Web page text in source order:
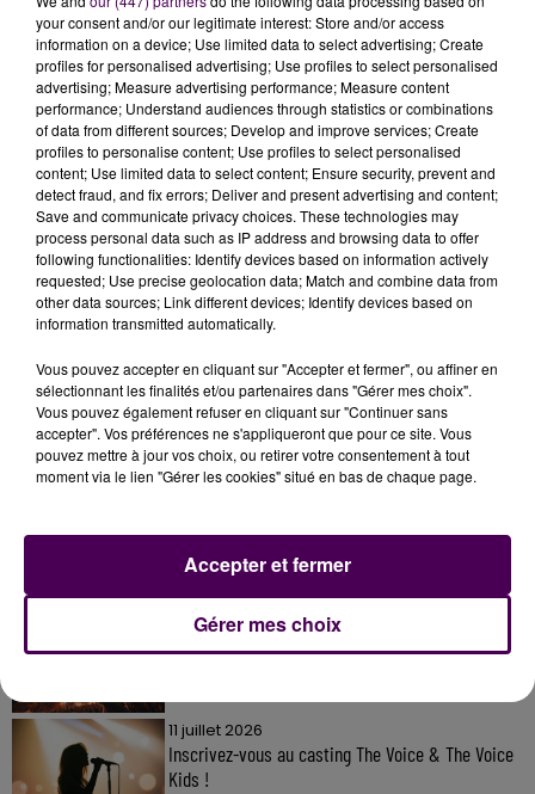
d’effectuer les réparations et réalimenter au plus vite
la clientèle.
Enedis rappelle quelques précautions à observer :
jamais toucher aux lignes électriques mêmes
tombées à terre, signaler toute anomalie constatée
comme des fils électriques trop bas, des poteaux
endommagés, en cas d’utilisation de groupes
électrogènes individuels ou collectifs, les placer à
l’extérieur des habitations !".
À LA UNE
Gagnez vos pass pour le V and B Fest' 2026 !
11 juillet 2026
Inscrivez-vous au casting The Voice & The Voice
Kids !
your consent and/or our legitimate interest: Store and/or access
information on a device; Use limited data to select advertising; Create
profiles for personalised advertising; Use profiles to select personalised
advertising; Measure advertising performance; Measure content
performance; Understand audiences through statistics or combinations
of data from different sources; Develop and improve services; Create
profiles to personalise content; Use profiles to select personalised
content; Use limited data to select content; Ensure security, prevent and
detect fraud, and fix errors; Deliver and present advertising and content;
Save and communicate privacy choices. These technologies may
process personal data such as IP address and browsing data to offer
following functionalities: Identify devices based on information actively
requested; Use precise geolocation data; Match and combine data from
other data sources; Link different devices; Identify devices based on
information transmitted automatically.
Vous pouvez accepter en cliquant sur "Accepter et fermer", ou affiner en
sélectionnant les finalités et/ou partenaires dans "Gérer mes choix".
Vous pouvez également refuser en cliquant sur "Continuer sans
accepter". Vos préférences ne s'appliqueront que pour ce site. Vous
pouvez mettre à jour vos choix, ou retirer votre consentement à tout
moment via le lien "Gérer les cookies" situé en bas de chaque page.
Gérer mes choix
Accepter et fermer